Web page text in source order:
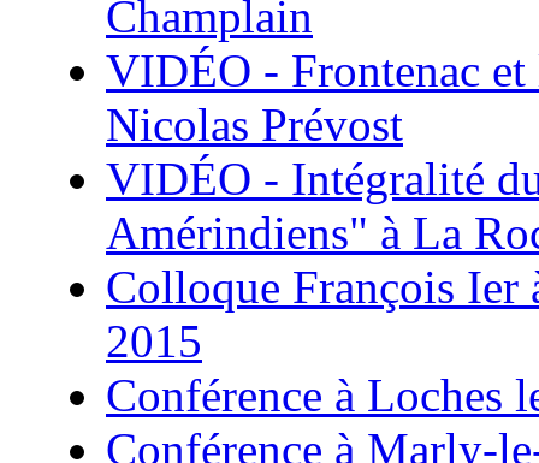
Champlain
VIDÉO - Frontenac et
Nicolas Prévost
VIDÉO - Intégralité
Amérindiens" à La
Colloque François Ier
2015
Conférence à Loches
Conférence à Marly-